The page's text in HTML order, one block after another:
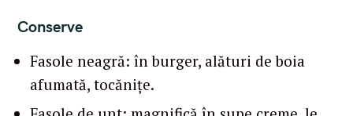
Conserve
Fasole neagră: în burger, alături de boia
afumată, tocănițe.